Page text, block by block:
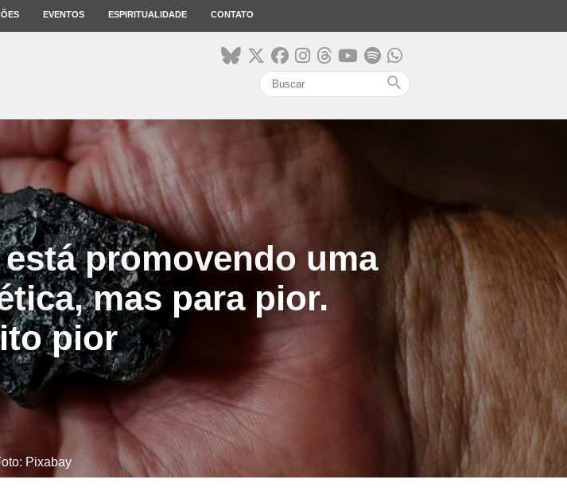
EVENTOS ESPIRITUALIDADE CONTATO
search
promovendo uma
mas para pior.
pior
Pixabay